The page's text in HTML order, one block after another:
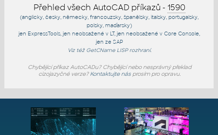
Přehled všech AutoCAD příkazů - 1590
(anglicky, česky, německy, francouzsky, španělsky, italsky, portugalsky,
polsky, maďarsky)
jen ExpressTools , jen neobsažené v LT, jen neobsažené v Core Console
jen ze SAP
Viz též GetCNameLISP rozhraní.
Chybějící příkaz AutoCADu? Chybějící nebo nesprávný překlad
cizojazyčné verze? Kontaktujte násprosím pro opravu.